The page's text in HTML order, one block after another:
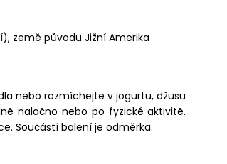
země původu Jižní Amerika
nebo rozmíchejte v jogurtu, džusu
nalačno nebo po fyzické aktivitě.
Součástí balení je odměrka.